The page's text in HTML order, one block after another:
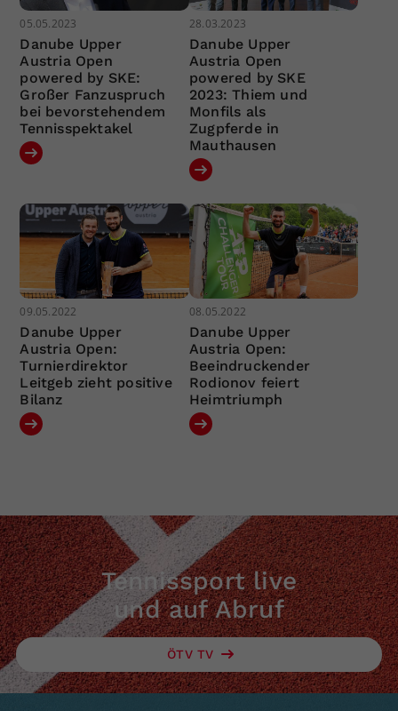
05.05.2023
Danube Upper
Austria Open
powered by SKE:
Großer Fanzuspruch
bei bevorstehendem
Tennisspektakel
28.03.2023
Danube Upper
Austria Open
powered by SKE
2023: Thiem und
Monfils als
Zugpferde in
Mauthausen
09.05.2022
Danube Upper
Austria Open:
Turnierdirektor
Leitgeb zieht positive
Bilanz
08.05.2022
Danube Upper
Austria Open:
Beeindruckender
Rodionov feiert
Heimtriumph
Tennissport live
und auf Abruf
ÖTV TV